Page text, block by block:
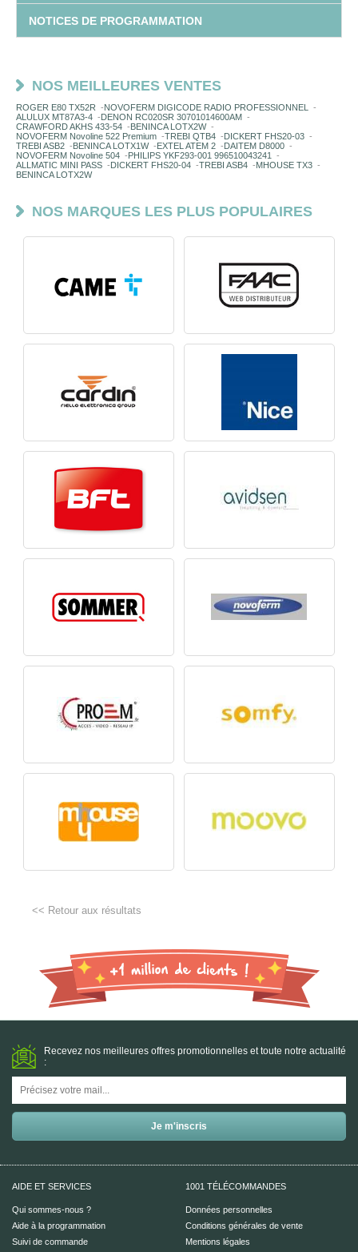
NOTICES DE PROGRAMMATION
NOS MEILLEURES VENTES
ROGER E80 TX52R -NOVOFERM DIGICODE RADIO PROFESSIONNEL
-
ALULUX MT87A3-4 -DENON RC020SR 30701014600AM -
CRAWFORD AKHS 433-54 -BENINCA LOTX2W-
NOVOFERM Novoline 522 Premium -TREBI QTB4 -DICKERT FHS20-03 -
TREBI ASB2 -BENINCA LOTX1W-EXTEL ATEM 2 -DAITEM D8000 -
NOVOFERM Novoline 504 -PHILIPS YKF293-001 996510043241
-
ALLMATIC MINI PASS -DICKERT FHS20-04 -TREBI ASB4 -MHOUSE TX3 -
BENINCA LOTX2W
NOS MARQUES LES PLUS POPULAIRES
<< Retour aux résultats
Recevez nos meilleures offres promotionnelles et toute notre actualité
:
AIDE ET SERVICES
Qui sommes-nous ?
Aide à la programmation
Suivi de commande
1001 TÉLÉCOMMANDES
Données personnelles
Conditions générales de vente
Mentions légales